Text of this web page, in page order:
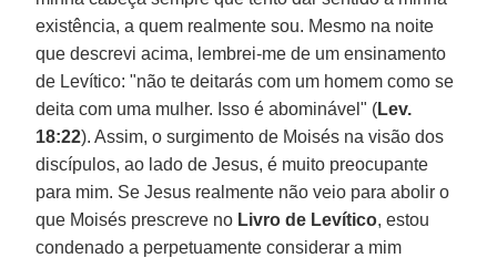
existência, a quem realmente sou. Mesmo na noite
que descrevi acima, lembrei-me de um ensinamento
de Levítico: "não te deitarás com um homem como se
deita com uma mulher. Isso é abominável" (Lev.
18:22). Assim, o surgimento de Moisés na visão dos
discípulos, ao lado de Jesus, é muito preocupante
para mim. Se Jesus realmente não veio para abolir o
que Moisés prescreve no Livro de Levítico, estou
condenado a perpetuamente considerar a mim